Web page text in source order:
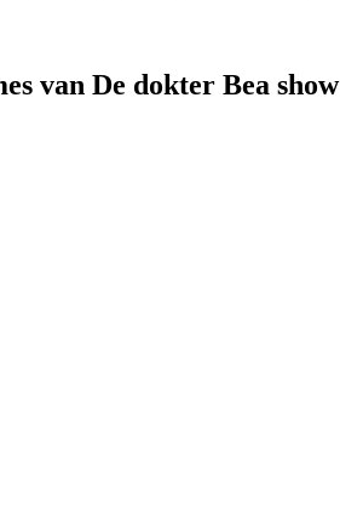
van De dokter Bea show